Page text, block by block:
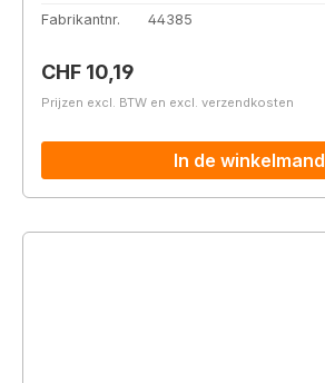
Fabrikantnr.
44385
Normale prijs:
CHF 10,19
Prijzen excl. BTW en excl. verzendkosten
In de winkelmand